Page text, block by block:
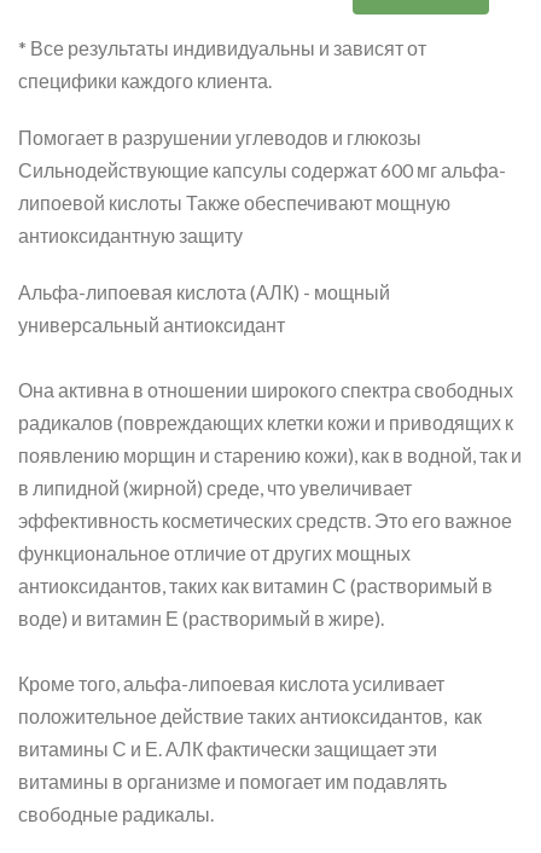
* Все результаты индивидуальны и зависят от
специфики каждого клиента.
Помогает в разрушении углеводов и глюкозы
Сильнодействующие капсулы содержат 600 мг альфа-
липоевой кислоты Также обеспечивают мощную
антиоксидантную защиту
Альфа-липоевая кислота (АЛК) - мощный
универсальный антиоксидант
Она активна в отношении широкого спектра свободных
радикалов (повреждающих клетки кожи и приводящих к
появлению морщин и старению кожи), как в водной, так и
в липидной (жирной) среде, что увеличивает
эффективность косметических средств. Это его важное
функциональное отличие от других мощных
антиоксидантов, таких как витамин С (растворимый в
воде) и витамин Е (растворимый в жире).
Кроме того, альфа-липоевая кислота усиливает
положительное действие таких антиоксидантов, как
витамины С и Е. АЛК фактически защищает эти
витамины в организме и помогает им подавлять
свободные радикалы.